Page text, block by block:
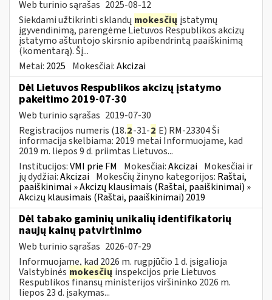
Web turinio sąrašas 2025-08-12
Siekdami užtikrinti sklandų mokesčių įstatymų
įgyvendinimą, parengėme Lietuvos Respublikos akcizų
įstatymo aštuntojo skirsnio apibendrintą paaiškinimą
(komentarą). Šį...
Metai: 2025 Mokesčiai:Akcizai
Dėl Lietuvos Respublikos akcizų įstatymo
pakeitimo 2019-07-30
Web turinio sąrašas 2019-07-30
Registracijos numeris (18.2-31-2 E) RM-23304 Ši
informacija skelbiama: 2019 metai Informuojame, kad
2019 m. liepos 9 d. priimtas Lietuvos...
Institucijos:VMI prie FM Mokesčiai:Akcizai Mokesčiai ir
jų dydžiai:Akcizai Mokesčių žinyno kategorijos: Raštai,
paaiškinimai » Akcizų klausimais (Raštai, paaiškinimai) »
Akcizų klausimais (Raštai, paaiškinimai) 2019
Dėl tabako gaminių unikalių identifikatorių
naujų kainų patvirtinimo
Web turinio sąrašas 2026-07-29
Informuojame, kad 2026 m. rugpjūčio 1 d. įsigalioja
Valstybinės mokesčių inspekcijos prie Lietuvos
Respublikos finansų ministerijos viršininko 2026 m.
liepos 23 d. įsakymas...